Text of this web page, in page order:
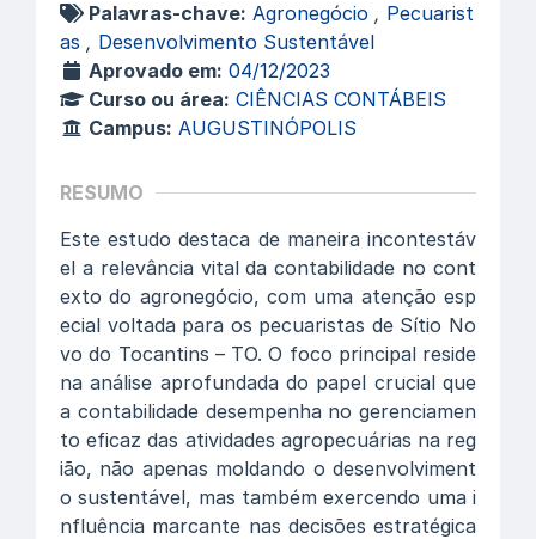
Palavras-chave: Agronegócio , Pecuarist
as , Desenvolvimento Sustentável
Aprovado em: 04/12/2023
Curso ou área: CIÊNCIAS CONTÁBEIS
Campus: AUGUSTINÓPOLIS
RESUMO
Este estudo destaca de maneira incontestáv
el a relevância vital da contabilidade no cont
exto do agronegócio, com uma atenção esp
ecial voltada para os pecuaristas de Sítio No
vo do Tocantins – TO. O foco principal reside
na análise aprofundada do papel crucial que
a contabilidade desempenha no gerenciamen
to eficaz das atividades agropecuárias na reg
ião, não apenas moldando o desenvolviment
o sustentável, mas também exercendo uma i
nfluência marcante nas decisões estratégica